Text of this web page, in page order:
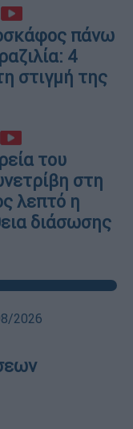
πάνω
4
στιγμή της
του
στη
λεπτό η
διάσωσης